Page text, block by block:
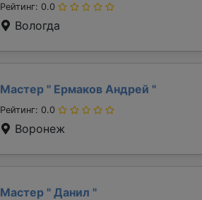
Рейтинг: 0.0
Вологда
Мастер " Ермаков Андрей "
Рейтинг: 0.0
Воронеж
Мастер " Данил "